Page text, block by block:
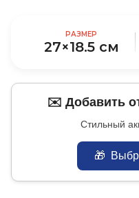
РАЗМЕР
27×18.5 см
✉️ Добавить
Стильный
🎁